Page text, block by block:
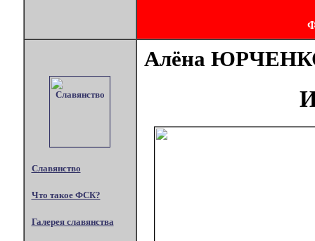
Славянство
Что такое ФСК?
Галерея славянства
Алёна